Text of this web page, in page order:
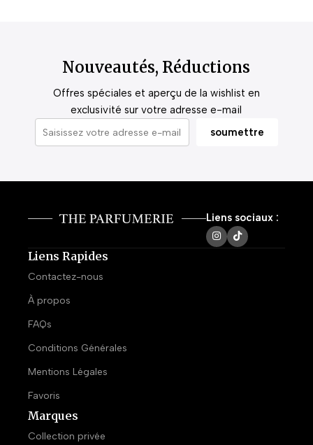
Nouveautés, Réductions
Offres spéciales et aperçu de la wishlist en
exclusivité sur votre adresse e-mail
Liens sociaux :
Liens Rapides
Contactez-nous
À propos
FAQs
Conditions Générales
Mentions Légales
Favoris
Marques
Collection privée